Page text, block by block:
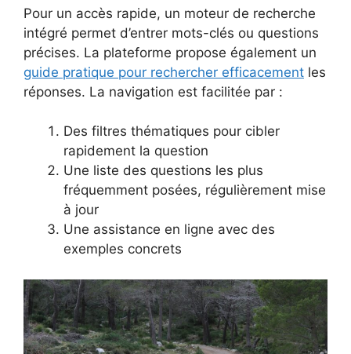
Pour un accès rapide, un moteur de recherche
intégré permet d’entrer mots-clés ou questions
précises. La plateforme propose également un
guide pratique pour rechercher efficacement les
réponses. La navigation est facilitée par :
Des filtres thématiques pour cibler
rapidement la question
Une liste des questions les plus
fréquemment posées, régulièrement mise
à jour
Une assistance en ligne avec des
exemples concrets